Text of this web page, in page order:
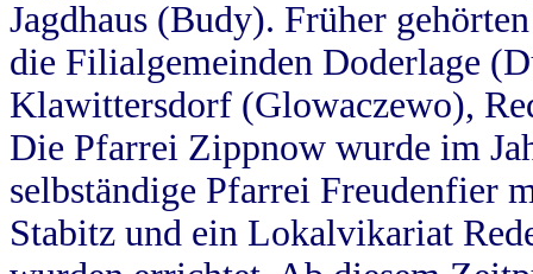
Jagdhaus (Budy). Früher
die Filialgemeinden Doderlage
Klawittersdorf (Glowaczewo),
Die Pfarrei Zippnow wurde im
selbständige Pfarrei Freudenfier
Stabitz und ein Lokalvikariat